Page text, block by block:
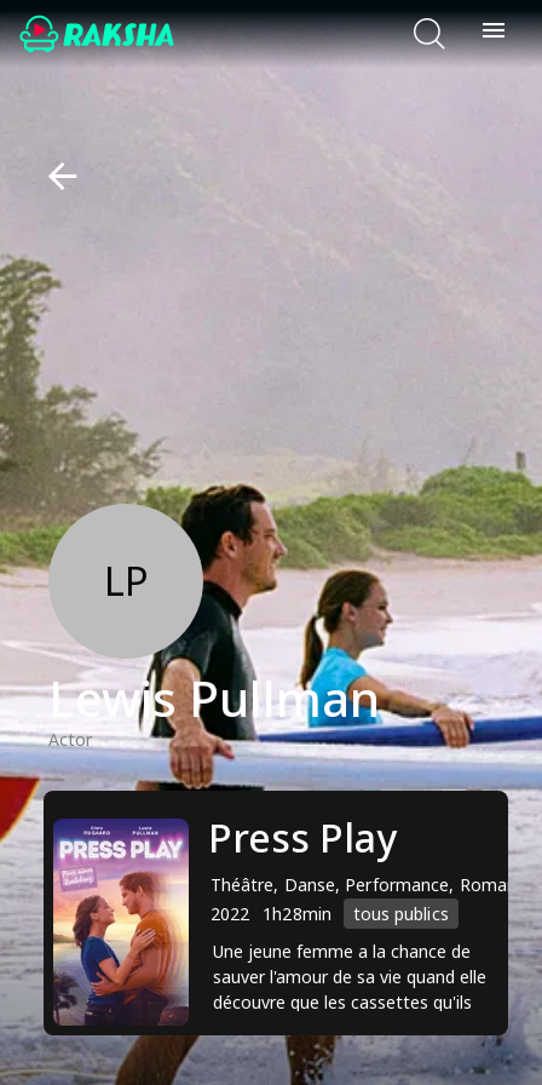
LP
Lewis Pullman
Actor
Press Play
Théâtre, Danse, Performance, Romance
2022
1h28min
tous publics
Une jeune femme a la chance de
sauver l'amour de sa vie quand elle
découvre que les cassettes qu'ils
voyager dans